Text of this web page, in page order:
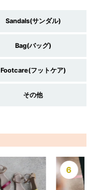
Sandals(サンダル)
Bag(バッグ)
Footcare(フットケア)
その他
6